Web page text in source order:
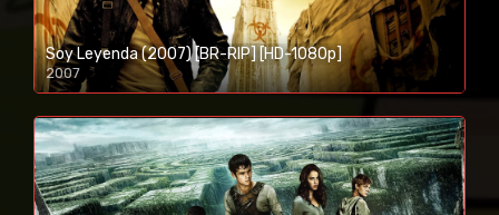
Soy Leyenda (2007) [BR-RIP] [HD-1080p]
2007
1080p/720p